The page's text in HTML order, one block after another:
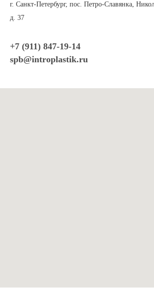
г. Санкт-Петербург, пос. Петро-Славянка,
д. 37
+7 (911) 847-19-14
spb@introplastik.ru